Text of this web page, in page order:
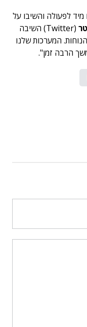
לפעולה והשיבו על
(Twitter) השיבה
המערכות שלנו
הרבה זמן".